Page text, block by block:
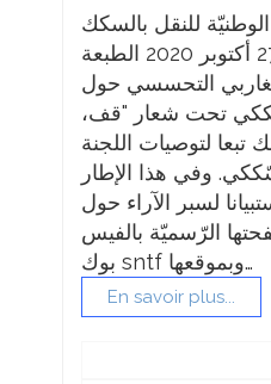
للنقل بالسكك
الحديدية يوم الثلاثاء 27 أكتوبر 2020 الطبعة
التحسسي حول
تحت شعار "قف،
تبعا لتوصيات اللجنة
وفي هذا الإطار
لسبر الآراء حول
الرّسميّة بالفيس
بوك sntf وبموقعها…
En savoir plus...